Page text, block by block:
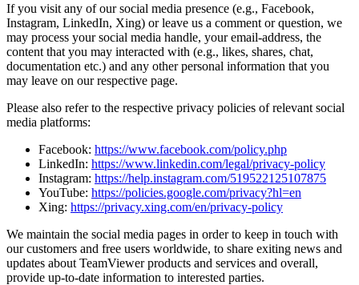
If you visit any of our social media presence (e.g., Facebook,
Instagram, LinkedIn, Xing) or leave us a comment or question, we
may process your social media handle, your email-address, the
content that you may interacted with (e.g., likes, shares, chat,
documentation etc.) and any other personal information that you
may leave on our respective page.
Please also refer to the respective privacy policies of relevant social
media platforms:
Facebook: https://www.facebook.com/policy.php
LinkedIn: https://www.linkedin.com/legal/privacy-policy
Instagram: https://help.instagram.com/519522125107875
YouTube: https://policies.google.com/privacy?hl=en
Xing: https://privacy.xing.com/en/privacy-policy
We maintain the social media pages in order to keep in touch with
our customers and free users worldwide, to share exiting news and
updates about TeamViewer products and services and overall,
provide up-to-date information to interested parties.